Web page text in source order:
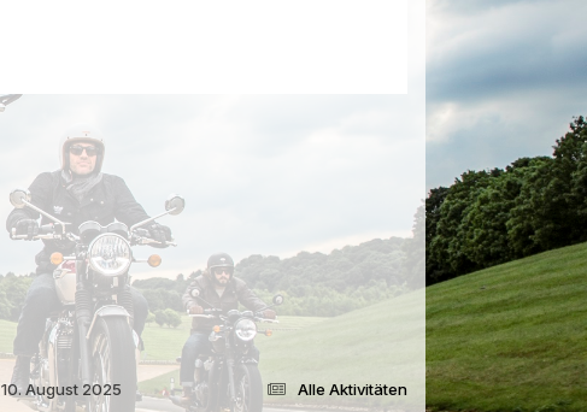
Alle Aktivitäten
August 2025